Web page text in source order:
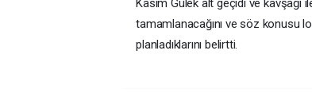
Kasım Gülek alt geçidi ve kavşağı
tamamlanacağını ve söz konusu
planladıklarını belirtti.